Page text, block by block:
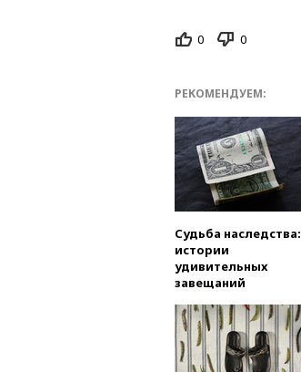
0 0
РЕКОМЕНДУЕМ:
Судьба наследства:
истории
удивительных
завещаний